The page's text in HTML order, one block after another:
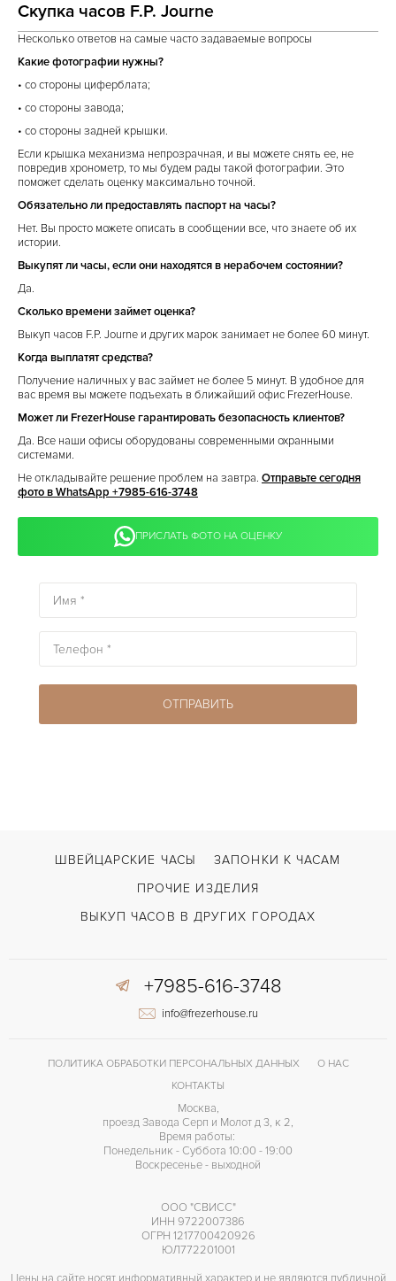
Скупка часов F.P. Journe
Несколько ответов на самые часто задаваемые вопросы
Какие фотографии нужны?
• со стороны циферблата;
• со стороны завода;
• со стороны задней крышки.
Если крышка механизма непрозрачная, и вы можете снять ее, не
повредив хронометр, то мы будем рады такой фотографии. Это
поможет сделать оценку максимально точной.
Обязательно ли предоставлять паспорт на часы?
Нет. Вы просто можете описать в сообщении все, что знаете об их
истории.
Выкупят ли часы, если они находятся в нерабочем состоянии?
Да.
Сколько времени займет оценка?
Выкуп часов F.P. Journe и других марок занимает не более 60 минут.
Когда выплатят средства?
Получение наличных у вас займет не более 5 минут. В удобное для
вас время вы можете подъехать в ближайший офис FrezerHouse.
Может ли FrezerHouse гарантировать безопасность клиентов?
Да. Все наши офисы оборудованы современными охранными
системами.
Не откладывайте решение проблем на завтра. Отправьте сегодня
фото в WhatsApp +7985-616-3748
ПРИСЛАТЬ ФОТО НА ОЦЕНКУ
ШВЕЙЦАРСКИЕ ЧАСЫ
ЗАПОНКИ К ЧАСАМ
ПРОЧИЕ ИЗДЕЛИЯ
ВЫКУП ЧАСОВ В ДРУГИХ ГОРОДАХ
+7985-616-3748
info@frezerhouse.ru
ПОЛИТИКА ОБРАБОТКИ ПЕРСОНАЛЬНЫХ ДАННЫХ
О НАС
КОНТАКТЫ
Москва,
проезд Завода Серп и Молот д 3, к 2,
Время работы:
Понедельник - Суббота 10:00 - 19:00
Воскресенье - выходной
ООО "СВИСС"
ИНН 9722007386
ОГРН 1217700420926
ЮЛ772201001